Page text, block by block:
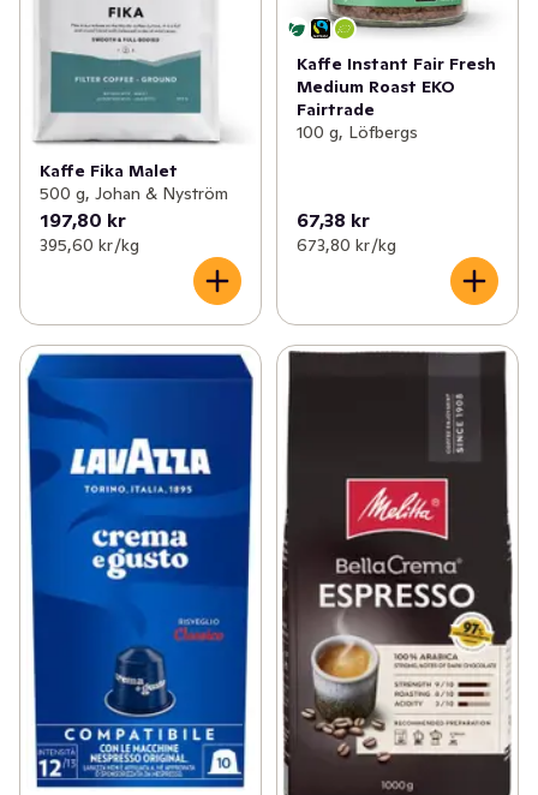
Kaffe Fika Malet
500 g, Johan & Nyström
197,80 kr
395,60 kr /kg
Kaffe Instant Fair Fresh
Medium Roast EKO
Fairtrade
100 g, Löfbergs
67,38 kr
673,80 kr /kg